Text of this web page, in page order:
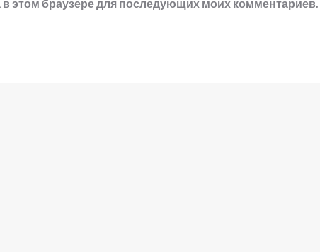
в этом браузере для последующих моих комментариев.